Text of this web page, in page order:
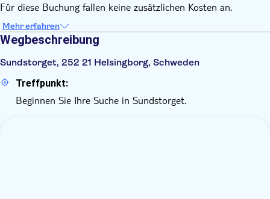
Für diese Buchung fallen keine zusätzlichen Kosten an.
Mehr erfahren
Wegbeschreibung
Sundstorget, 252 21 Helsingborg, Schweden
Treffpunkt:
Beginnen Sie Ihre Suche in Sundstorget.